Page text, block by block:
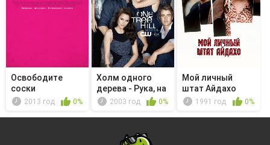
Освободите
соски
2013 год 0%
Холм одного
дерева - Рука, на
которую...
2003 год 0%
Мой личный
штат Айдахо
1991 год 0%